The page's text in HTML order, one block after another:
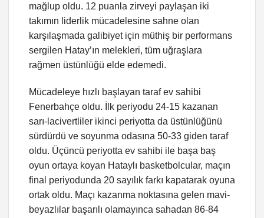
mağlup oldu. 12 puanla zirveyi paylaşan iki
takımın liderlik mücadelesine sahne olan
karşılaşmada galibiyet için müthiş bir performans
sergilen Hatay’ın melekleri, tüm uğraşlara
rağmen üstünlüğü elde edemedi.
Mücadeleye hızlı başlayan taraf ev sahibi
Fenerbahçe oldu. İlk periyodu 24-15 kazanan
sarı-lacivertliler ikinci periyotta da üstünlüğünü
sürdürdü ve soyunma odasına 50-33 giden taraf
oldu. Üçüncü periyotta ev sahibi ile başa baş
oyun ortaya koyan Hataylı basketbolcular, maçın
final periyodunda 20 sayılık farkı kapatarak oyuna
ortak oldu. Maçı kazanma noktasına gelen mavi-
beyazlılar başarılı olamayınca sahadan 86-84